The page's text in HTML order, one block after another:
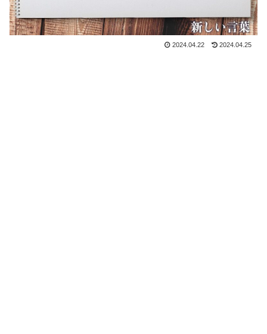
2024.04.22 2024.04.25